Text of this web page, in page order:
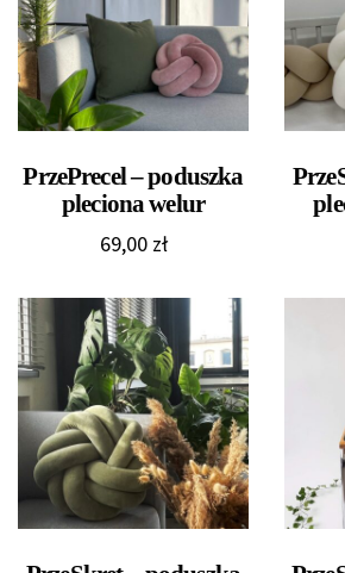
120,00 zł
PrzePrecel – poduszka
pleciona welur
69,00 zł